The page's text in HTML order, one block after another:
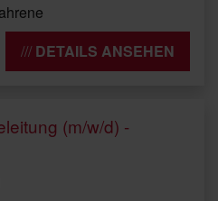
DETAILS ANSEHEN
(m/w/d) -